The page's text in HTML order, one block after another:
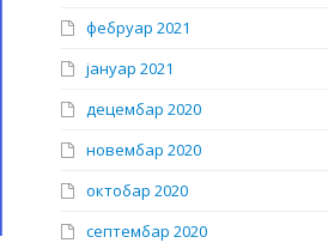
фебруар 2021
јануар 2021
децембар 2020
новембар 2020
октобар 2020
септембар 2020